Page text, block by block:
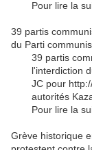
Pour lire la
39 partis
du Parti
39 partis
l'interdiction
JC pour
autorités
Pour lire la
Grève historique